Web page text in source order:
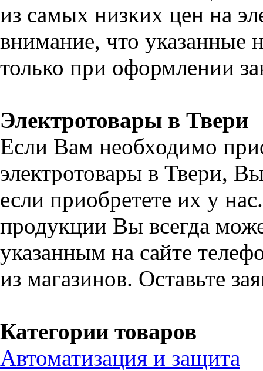
из самых низких цен на
внимание, что указанные
только при оформлении
Электротовары в Твери
Если Вам необходимо
электротовары в Твери,
если приобретете их у
продукции Вы всегда
указанным на сайте
из магазинов. Оставьте
Категории товаров
Автоматизация и защита